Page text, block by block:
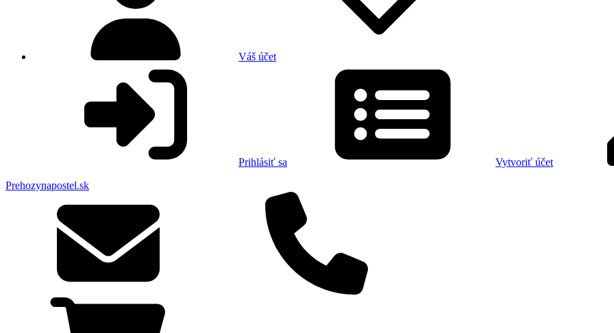
Váš účet
Prihlásiť sa Vytvoriť účet
Prehozynapostel.sk